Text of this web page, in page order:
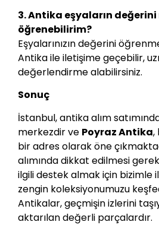
3. Antika eşyaların değerini
öğrenebilirim?
Eşyalarınızın değerini
Antika ile iletişime geçebilir,
değerlendirme alabilirsiniz.
Sonuç
İstanbul, antika alım
merkezdir ve Poyraz Antika,
bir adres olarak öne
alımında dikkat edilmesi
ilgili destek almak için bizimle
zengin koleksiyonumuzu
Antikalar, geçmişin izlerini
aktarılan değerli parçalardır.